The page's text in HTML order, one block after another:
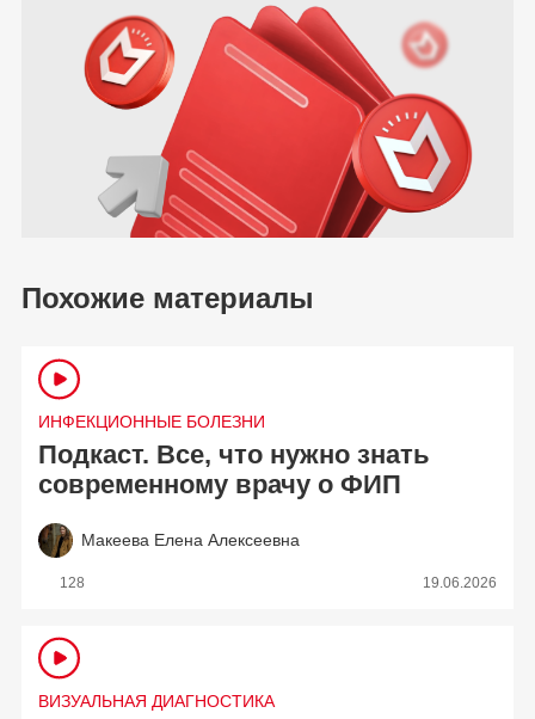
Похожие материалы
ИНФЕКЦИОННЫЕ БОЛЕЗНИ
Подкаст. Все, что нужно знать
современному врачу о ФИП
Макеева Елена Алексеевна
128 19.06.2026
ВИЗУАЛЬНАЯ ДИАГНОСТИКА